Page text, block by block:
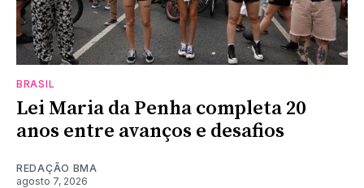
BRASIL
Lei Maria da Penha completa 20
anos entre avanços e desafios
REDAÇÃO BMA
agosto 7, 2026